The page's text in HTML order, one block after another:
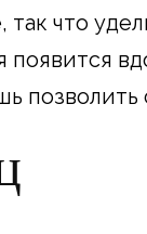
так что
появится
позволить